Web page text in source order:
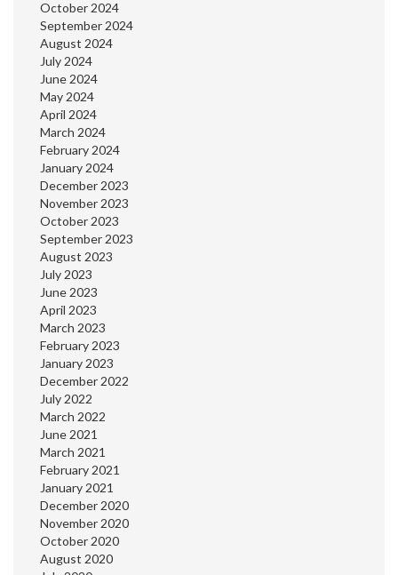
October 2024
September 2024
August 2024
July 2024
June 2024
May 2024
April 2024
March 2024
February 2024
January 2024
December 2023
November 2023
October 2023
September 2023
August 2023
July 2023
June 2023
April 2023
March 2023
February 2023
January 2023
December 2022
July 2022
March 2022
June 2021
March 2021
February 2021
January 2021
December 2020
November 2020
October 2020
August 2020